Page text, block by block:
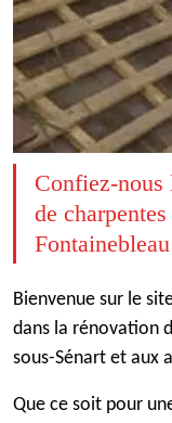
Confiez-nous
de
Fontainebleau
Bienvenue sur le
dans la rénovation
sous-Sénart et aux
Que ce soit pour